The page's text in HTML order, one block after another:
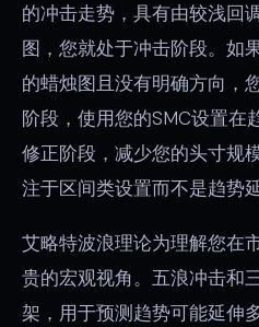
的冲击走势，具有由较浅回
图，您就处于冲击阶段。如
的蜡烛图且没有明确方向，
阶段，使用您的SMC设置在
修正阶段，减少您的头寸规
注于区间类设置而不是趋势
艾略特波浪理论为理解您在
贵的宏观视角。五浪冲击和
架，用于预测趋势可能延伸